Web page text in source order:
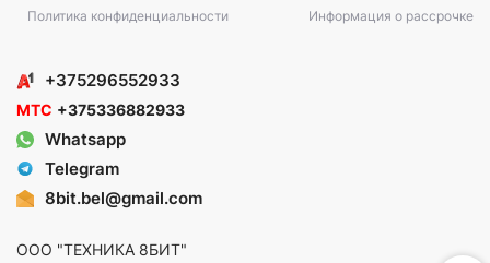
Политика конфиденциальности
Информация о рассрочке
+375296552933
МТС +375336882933
Whatsapp
Telegram
8bit.bel@gmail.com
ООО "ТЕХНИКА 8БИТ"